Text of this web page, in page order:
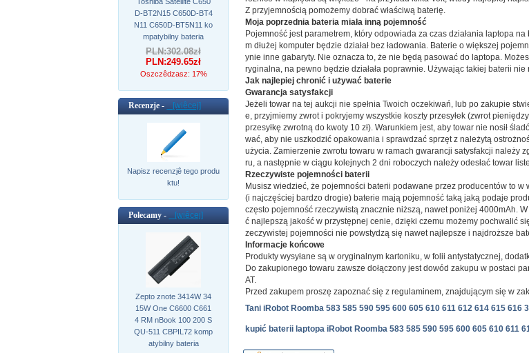
D-BT2N15 C650D-BT4
N11 C650D-BT5N11 ko
mpatybilny bateria
PLN:302.08zł
PLN:249.65zł
Oszczêdzasz: 17%
Recenzje - [wiêcej]
Napisz recenzjê tego produ
ktu!
Polecamy - [wiêcej]
Zepto znote 3414W 34
15W One C6600 C661
4 RM nBook 100 200 S
QU-511 CBPIL72 komp
atybilny bateria
Z przyjemnością pomożemy dobrać właściwą baterię.
Moja poprzednia bateria miała inną pojemność
Pojemność jest parametrem, który odpowiada za czas działania laptopa
m dłużej komputer będzie działał bez ładowania. Baterie o większej
ynie inne gabaryty. Nie oznacza to, że nie będą pasować do laptopa.
ryginalna, na pewno będzie działała poprawnie. Używając takiej baterii
Jak najlepiej chronić i używać baterie
Gwarancja satysfakcji
Jeżeli towar na tej aukcji nie spełnia Twoich oczekiwań, lub po zakupie
e, przyjmiemy zwrot i pokryjemy wszystkie koszty przesyłek (zwrot
przesyłkę zwrotną do kwoty 10 zł). Warunkiem jest, aby towar nie nosił
wać, aby nie uszkodzić opakowania i sprawdzać sprzęt z należytą
użycia. Zamierzenie zwrotu towaru w ramach gwarancji satysfakcji należy
ru, a następnie w ciągu kolejnych 2 dni roboczych należy odesłać towar
Rzeczywiste pojemności baterii
Musisz wiedzieć, że pojemności baterii podawane przez producentów to w
(i najczęściej bardzo drogie) baterie mają pojemność taką jaką podaje
często pojemność rzeczywistą znacznie niższą, nawet poniżej 4000mAh.
ć najlepszą jakość w przystępnej cenie, dzięki czemu możemy pochwalić
zeczywistej pojemności nie powstydzą się nawet najlepsze i najdroższe
Informacje końcowe
Produkty wysyłane są w oryginalnym kartoniku, w folii antystatycznej,
Do zakupionego towaru zawsze dołączony jest dowód zakupu w postaci
AT.
Przed zakupem proszę zapoznać się z regulaminem, znajdującym się w
Tani iRobot Roomba 583 585 590 595 600 605 610 611 612 614 615
kupić baterii laptopa iRobot Roomba 583 585 590 595 600 605 610 611